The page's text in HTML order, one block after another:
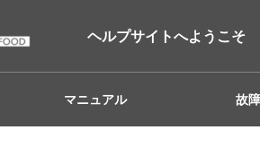
ヘルプサイトへようこそ
マニュアル 故